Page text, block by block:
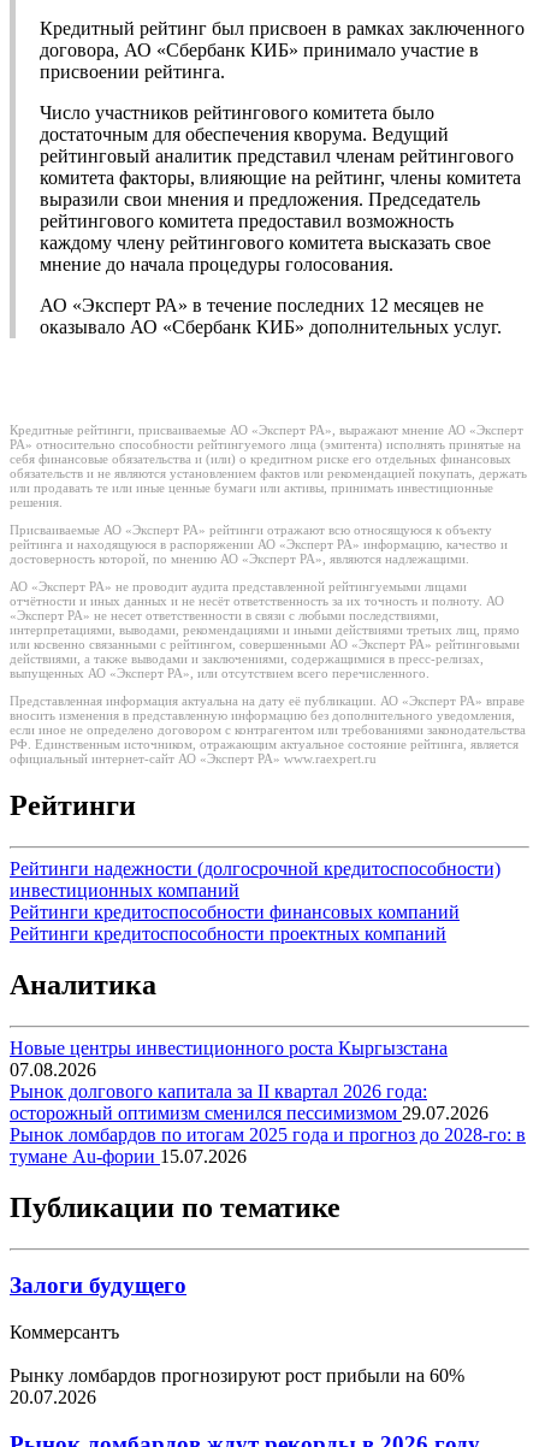
Кредитный рейтинг был присвоен в рамках заключенного
договора, АО «Сбербанк КИБ» принимало участие в
присвоении рейтинга.
Число участников рейтингового комитета было
достаточным для обеспечения кворума. Ведущий
рейтинговый аналитик представил членам рейтингового
комитета факторы, влияющие на рейтинг, члены комитета
выразили свои мнения и предложения. Председатель
рейтингового комитета предоставил возможность
каждому члену рейтингового комитета высказать свое
мнение до начала процедуры голосования.
АО «Эксперт РА» в течение последних 12 месяцев не
оказывало АО «Сбербанк КИБ» дополнительных услуг.
Кредитные рейтинги, присваиваемые АО «Эксперт РА», выражают мнение АО «Эксперт
РА» относительно способности рейтингуемого лица (эмитента) исполнять принятые на
себя финансовые обязательства и (или) о кредитном риске его отдельных финансовых
обязательств и не являются установлением фактов или рекомендацией покупать, держать
или продавать те или иные ценные бумаги или активы, принимать инвестиционные
решения.
Присваиваемые АО «Эксперт РА» рейтинги отражают всю относящуюся к объекту
рейтинга и находящуюся в распоряжении АО «Эксперт РА» информацию, качество и
достоверность которой, по мнению АО «Эксперт РА», являются надлежащими.
АО «Эксперт РА» не проводит аудита представленной рейтингуемыми лицами
отчётности и иных данных и не несёт ответственность за их точность и полноту. АО
«Эксперт РА» не несет ответственности в связи с любыми последствиями,
интерпретациями, выводами, рекомендациями и иными действиями третьих лиц, прямо
или косвенно связанными с рейтингом, совершенными АО «Эксперт РА» рейтинговыми
действиями, а также выводами и заключениями, содержащимися в пресс-релизах,
выпущенных АО «Эксперт РА», или отсутствием всего перечисленного.
Представленная информация актуальна на дату её публикации. АО «Эксперт РА» вправе
вносить изменения в представленную информацию без дополнительного уведомления,
если иное не определено договором с контрагентом или требованиями законодательства
РФ. Единственным источником, отражающим актуальное состояние рейтинга, является
официальный интернет-сайт АО «Эксперт РА» www.raexpert.ru
Рейтинги
Рейтинги надежности (долгосрочной кредитоспособности)
инвестиционных компаний
Рейтинги кредитоспособности финансовых компаний
Рейтинги кредитоспособности проектных компаний
Аналитика
Новые центры инвестиционного роста Кыргызстана
07.08.2026
Рынок долгового капитала за II квартал 2026 года:
осторожный оптимизм сменился пессимизмом 29.07.2026
Рынок ломбардов по итогам 2025 года и прогноз до 2028-го: в
тумане Au-фории 15.07.2026
Публикации по тематике
Залоги будущего
Коммерсантъ
Рынку ломбардов прогнозируют рост прибыли на 60%
20.07.2026